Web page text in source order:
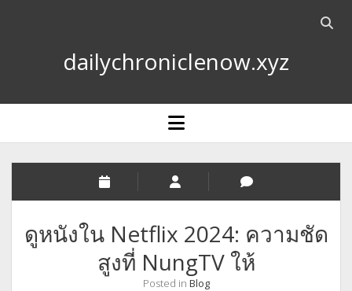
Open
dailychroniclenow.xyz
open
menu
ดูหนังใน Netflix 2024: ความชัด
สูงที่ NungTV ให้
Posted in Blog